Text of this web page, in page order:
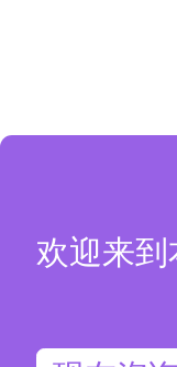
欢迎来